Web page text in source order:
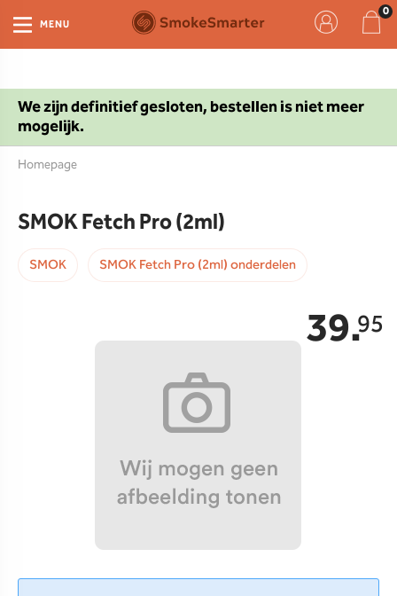
We zijn definitief gesloten, bestellen is niet meer
mogelijk.
MENU
Homepage
SMOK Fetch Pro (2ml)
SMOK SMOK Fetch Pro (2ml) onderdelen
39.95